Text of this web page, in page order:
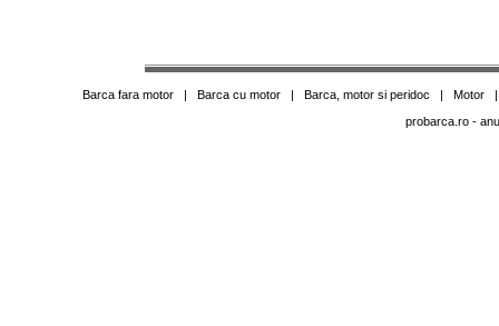
Barca fara motor| Barca cu motor| Barca, motor si peridoc | Motor
probarca.ro-